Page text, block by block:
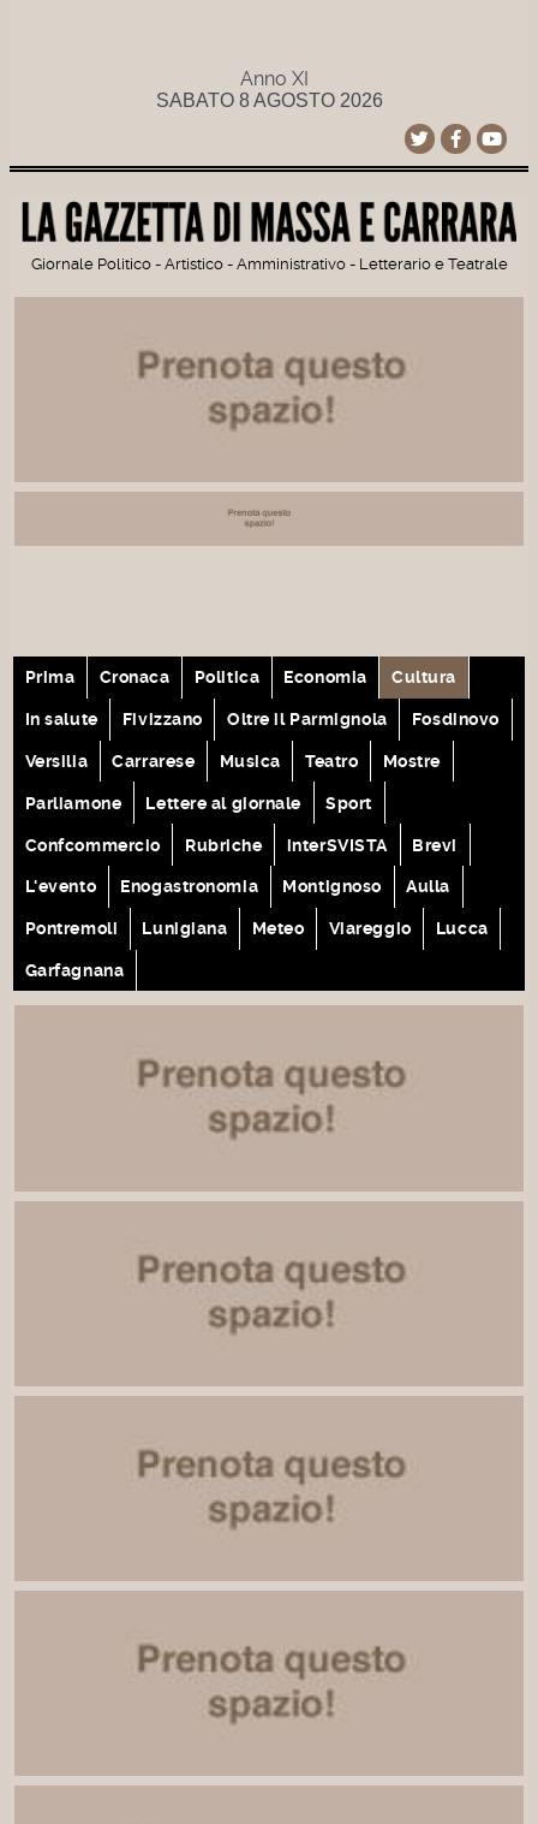
Anno XI
SABATO 8 AGOSTO 2026
Giornale Politico - Artistico - Amministrativo - Letterario e Teatrale
Prima Cronaca Politica Economia Cultura
In salute Fivizzano Oltre il Parmignola Fosdinovo
Versilia Carrarese Musica Teatro Mostre
Parliamone Lettere al giornale Sport
Confcommercio Rubriche interSVISTA Brevi
L'evento Enogastronomia Montignoso Aulla
Pontremoli Lunigiana Meteo Viareggio Lucca
Garfagnana